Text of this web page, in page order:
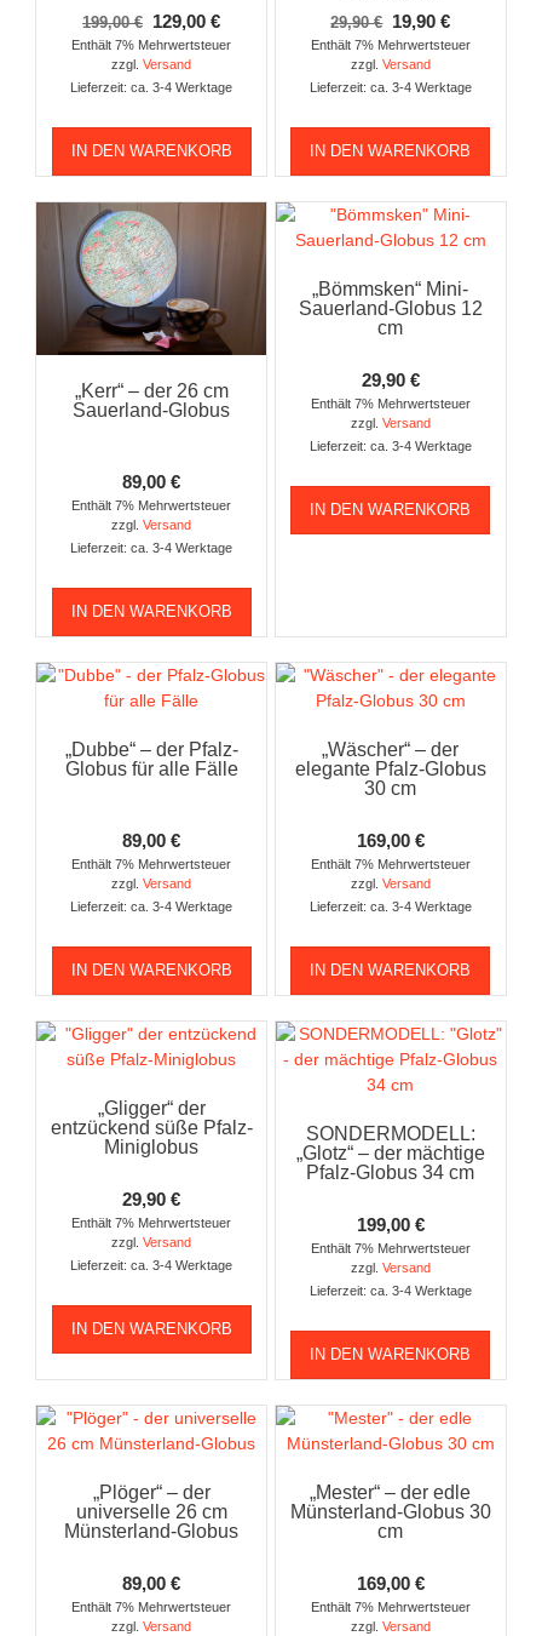
199,00€ Ursprünglicher
Preis
war:
199,00 €
129,00€Aktueller
Preis
129,00 €.
Enthält 7% Mehrwertsteuer
zzgl.Versand
Lieferzeit: ca. 3-4 Werktage
IN DEN WARENKORB
29,90€ Ursprünglicher
Preis
war:
19,90€Aktueller
Preis
19,90 €.
Enthält 7% Mehrwertsteuer
zzgl. Versand
Lieferzeit: ca. 3-4 Werktage
IN DEN WARENKORB
„Kerr“ – der 26 cm
Sauerland-Globus
89,00€
Enthält 7% Mehrwertsteuer
zzgl.Versand
Lieferzeit: ca. 3-4 Werktage
IN DEN WARENKORB
„Bömmsken“ Mini-
Sauerland-Globus 12
cm
29,90 €
Enthält 7% Mehrwertsteuer
zzgl. Versand
Lieferzeit: ca. 3-4 Werktage
IN DEN WARENKORB
„Dubbe“ – der Pfalz-
Globus für alle Fälle
89,00€
Enthält 7% Mehrwertsteuer
zzgl.Versand
Lieferzeit: ca. 3-4 Werktage
IN DEN WARENKORB
„Wäscher“ – der
elegante Pfalz-Globus
30 cm
169,00 €
Enthält 7% Mehrwertsteuer
zzgl. Versand
Lieferzeit: ca. 3-4 Werktage
IN DEN WARENKORB
„Gligger“ der
entzückend süße Pfalz-
Miniglobus
29,90€
Enthält 7% Mehrwertsteuer
zzgl.Versand
Lieferzeit: ca. 3-4 Werktage
IN DEN WARENKORB
SONDERMODELL:
„Glotz“ – der mächtige
Pfalz-Globus 34 cm
199,00 €
Enthält 7% Mehrwertsteuer
zzgl. Versand
Lieferzeit: ca. 3-4 Werktage
IN DEN WARENKORB
„Plöger“ – der
universelle 26 cm
Münsterland-Globus
89,00€
Enthält 7% Mehrwertsteuer
zzgl.Versand
„Mester“ – der edle
Münsterland-Globus 30
cm
169,00 €
Enthält 7% Mehrwertsteuer
zzgl. Versand